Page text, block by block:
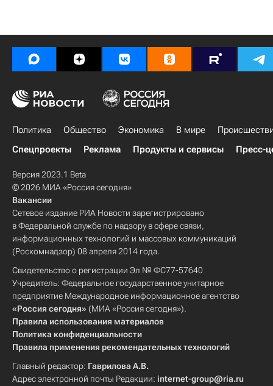
Политика Общество Экономика В мире
Спецпроекты
Реклама Продукты и сервисы Пресс-
Версия 2023.1 Beta
© 2026 МИА «Россия сегодня»
Вакансии
Сетевое издание РИА Новости зарегистрировано
в Федеральной службе по надзору в сфере связи,
информационных технологий и массовых коммуникаций
(Роскомнадзор) 08 апреля 2014 года.
Свидетельство о регистрации Эл № ФС77-57640
Учредитель: Федеральное государственное унитарное
предприятие Международное информационное агентство
«Россия сегодня» (МИА «Россия сегодня»).
Правила использования материалов
Политика конфиденциальности
Правила применения рекомендательных технологий
Главный редактор: Гаврилова А.В.
Адрес электронной почты Редакции: internet-group@ria.ru